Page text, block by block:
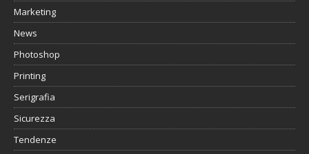
Marketing
News
Photoshop
Printing
Serigrafia
Sicurezza
Tendenze